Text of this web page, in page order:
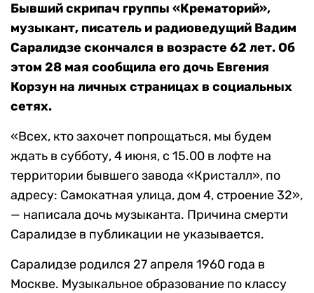
Бывший скрипач группы «Крематорий»,
музыкант, писатель и радиоведущий Вадим
Саралидзе скончался в возрасте 62 лет. Об
этом 28 мая сообщила его дочь Евгения
Корзун на личных страницах в социальных
сетях.
«Всех, кто захочет попрощаться, мы будем
ждать в субботу, 4 июня, с 15.00 в лофте на
территории бывшего завода «Кристалл», по
адресу: Самокатная улица, дом 4, строение 32»,
— написала дочь музыканта. Причина смерти
Саралидзе в публикации не указывается.
Саралидзе родился 27 апреля 1960 года в
Москве. Музыкальное образование по классу